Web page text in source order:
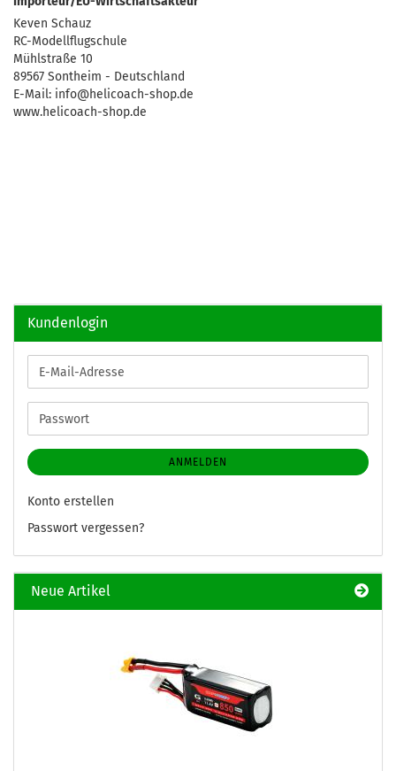
Keven Schauz
RC-Modellflugschule
Mühlstraße 10
89567 Sontheim - Deutschland
E-Mail: info@helicoach-shop.de
www.helicoach-shop.de
Kundenlogin
E-
Mail-
Adresse
Passwort
ANMELDEN
Konto erstellen
Passwort vergessen?
Neue Artikel